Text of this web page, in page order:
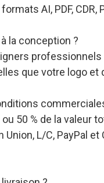
AI, PDF, CDR,
la conception ?
que votre logo et
50 % de la valeur
Union, L/C, PayPal